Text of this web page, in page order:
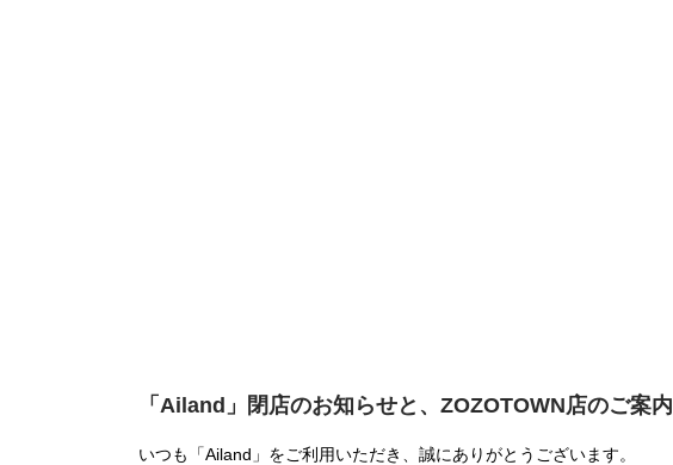
「Ailand」閉店のお知らせと、ZOZOTOWN店のご案内
いつも「Ailand」をご利用いただき、誠にありがとうございます。